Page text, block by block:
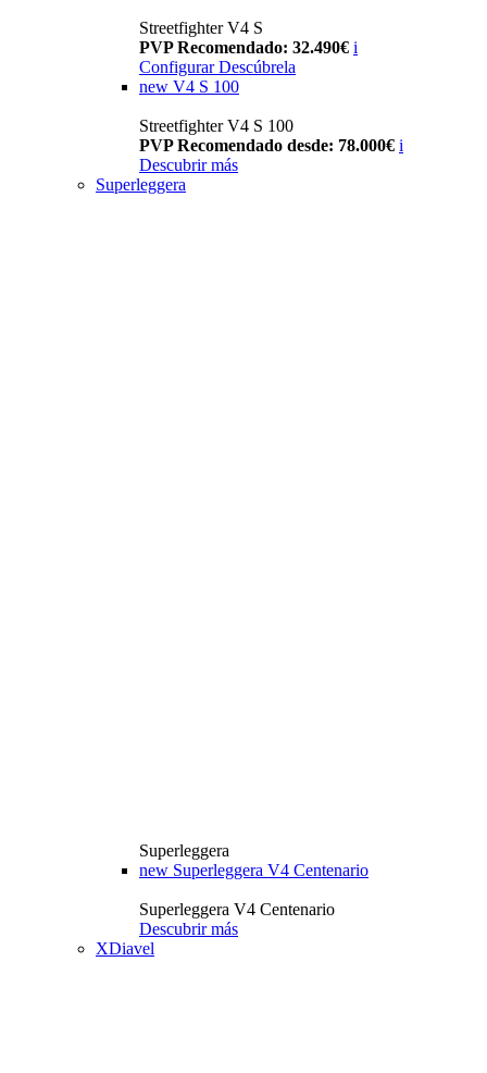
Streetfighter V4 S
PVP Recomendado: 32.490€ i
Configurar Descúbrela
new V4 S 100
Streetfighter V4 S 100
PVP Recomendado desde: 78.000€ i
Descubrir más
Superleggera
Superleggera
new Superleggera V4 Centenario
Superleggera V4 Centenario
Descubrir más
XDiavel